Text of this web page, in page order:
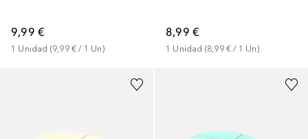
9,99 €
1 Unidad (9,99 € / 1 Un)
8,99 €
1 Unidad (8,99 € / 1 Un)